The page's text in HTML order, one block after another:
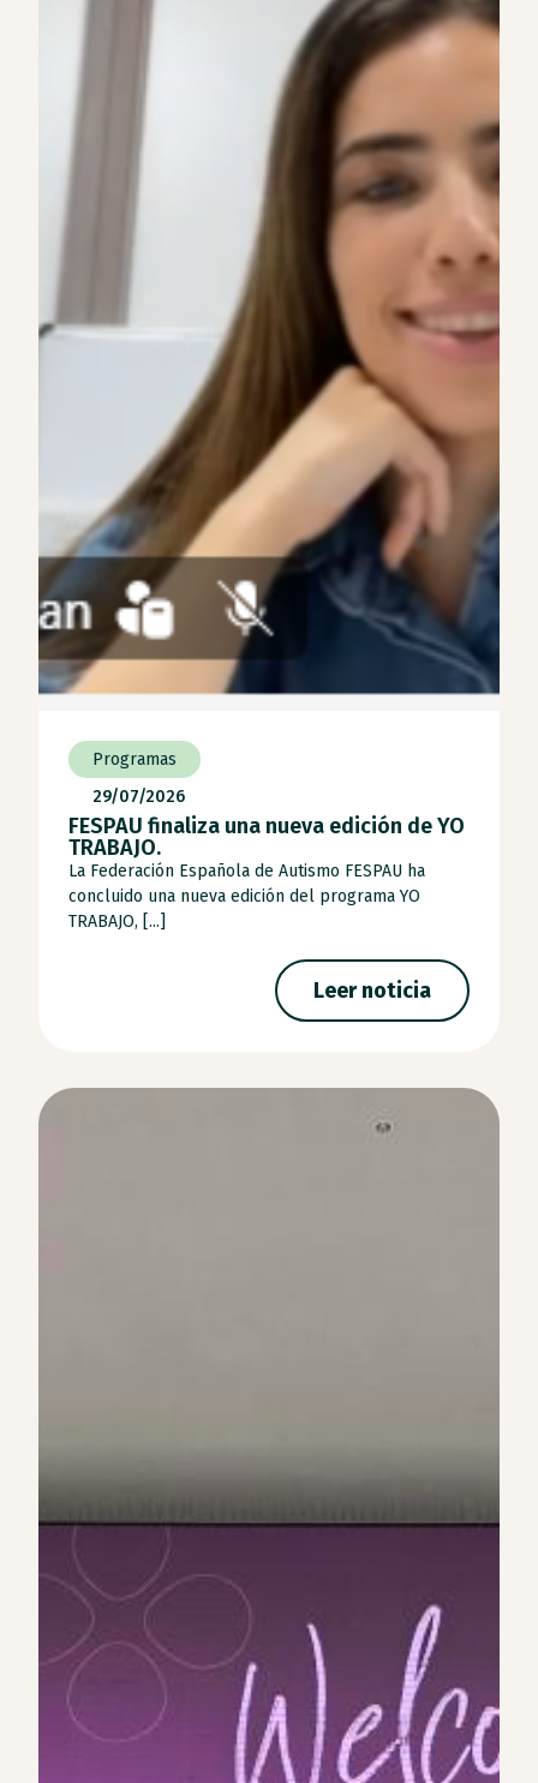
Programas
29/07/2026
FESPAU finaliza una nueva edición de YO
TRABAJO.
La Federación Española de Autismo FESPAU ha
concluido una nueva edición del programa YO
TRABAJO, [...]
Leer noticia